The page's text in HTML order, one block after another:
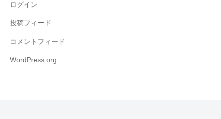
ログイン
投稿フィード
コメントフィード
WordPress.org